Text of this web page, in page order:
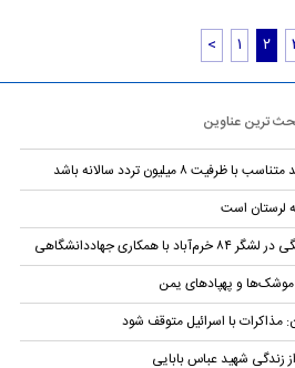
< ۱ ۲
ترین عناوین
۸ میلیون تردد سالانه باشد
لرستان است
جهاددانشگاهی
و پهپادهای یمن
مذاکرات با اسرائیل متوقف شود
زندگی شهید عباس بابایی